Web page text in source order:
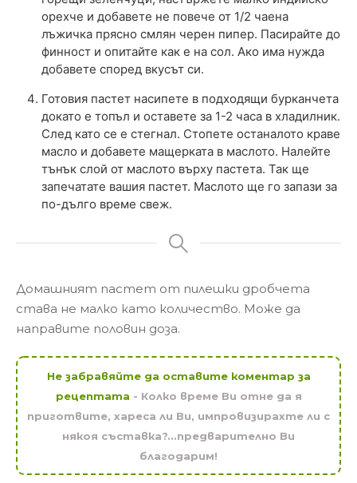
орехче и добавете не повече от 1/2 чаена
лъжичка прясно смлян черен пипер. Пасирайте до
финност и опитайте как е на сол. Ако има нужда
добавете според вкусът си.
Готовия пастет насипете в подходящи бурканчета
докато е топъл и оставете за 1-2 часа в хладилник.
След като се е стегнал. Стопете останалото краве
масло и добавете мащерката в маслото. Налейте
тънък слой от маслото върху пастета. Так ще
запечатате вашия пастет. Маслото ще го запази за
по-дълго време свеж.
Домашният пастет от пилешки дробчета
става не малко като количество. Може да
направите половин доза.
Не забравяйте да оставите коментар за
рецептата - Колко време Ви отне да я
приготвите, хареса ли Ви, импровизирахте ли с
някоя съставка?...предварително Ви
благодарим!